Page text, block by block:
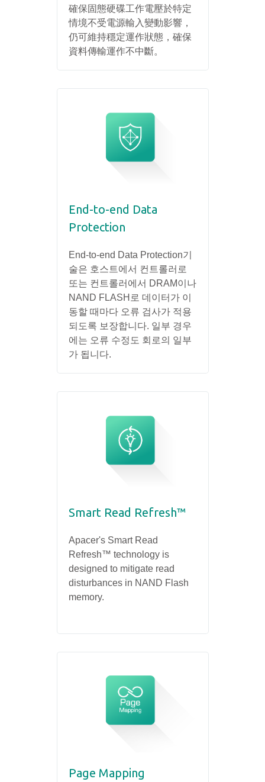
確保固態硬碟工作電壓於特定
情境不受電源輸入變動影響，
仍可維持穩定運作狀態，確保
資料傳輸運作不中斷。
End-to-end Data
Protection
End-to-end Data Protection기
술은 호스트에서 컨트롤러로
또는 컨트롤러에서 DRAM이나
NAND FLASH로 데이터가 이
동할 때마다 오류 검사가 적용
되도록 보장합니다. 일부 경우
에는 오류 수정도 회로의 일부
가 됩니다.
Smart Read Refresh™
Apacer's Smart Read
Refresh™ technology is
designed to mitigate read
disturbances in NAND Flash
memory.
Page Mapping